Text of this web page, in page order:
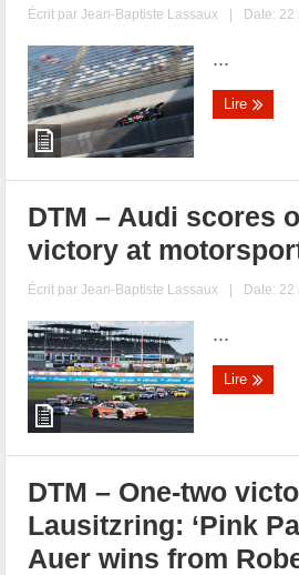
Écrit parJean-Baptiste Lassaux | Date: 22
...
Lire
DTM – ​Audi scores
victory at
Écrit parJean-Baptiste Lassaux | Date: 22
...
Lire
DTM – One-two
Lausitzring: ‘Pink
Auer wins from